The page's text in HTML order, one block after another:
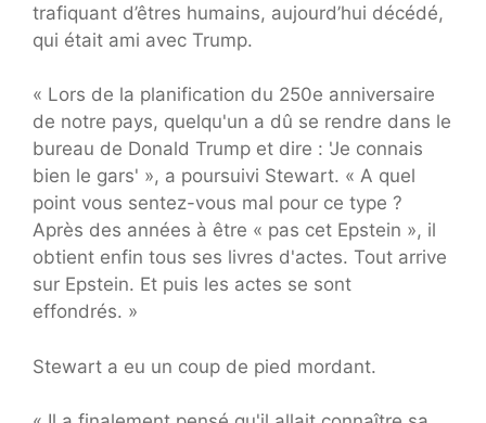
trafiquant d’êtres humains, aujourd’hui décédé,
qui était ami avec Trump.
« Lors de la planification du 250e anniversaire
de notre pays, quelqu'un a dû se rendre dans le
bureau de Donald Trump et dire : 'Je connais
bien le gars' », a poursuivi Stewart. « A quel
point vous sentez-vous mal pour ce type ?
Après des années à être « pas cet Epstein », il
obtient enfin tous ses livres d'actes. Tout arrive
sur Epstein. Et puis les actes se sont
effondrés. »
Stewart a eu un coup de pied mordant.